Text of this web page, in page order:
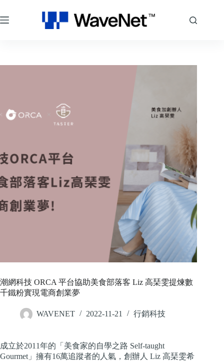
至
主
潮網科技 ORCA 平台協助美食部落客 Liz 高琹雯提煉數
千鐵粉實現電商創業夢
WAVENET 2022-11-21 行銷科技
成立於2011年的「美食家的自學之路 Self-taught
Gourmet」擁有16萬追蹤者的人氣，創辦人 Liz 高琹雯希